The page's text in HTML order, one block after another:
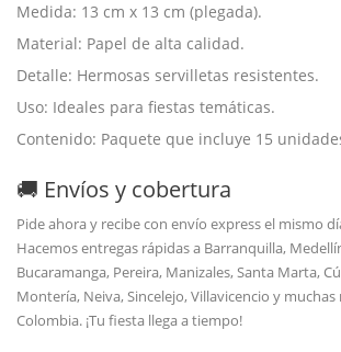
Medida: 13 cm x 13 cm (plegada).
Material: Papel de alta calidad.
Detalle: Hermosas servilletas resistentes.
Uso: Ideales para fiestas temáticas.
Contenido: Paquete que incluye 15
🚚 Envíos y cobertura
Pide ahora y recibe con envío express el mismo
Hacemos entregas rápidas a Barranquilla,
Bucaramanga, Pereira, Manizales, Santa Marta,
Montería, Neiva, Sincelejo, Villavicencio y muchas
Colombia. ¡Tu fiesta llega a tiempo!